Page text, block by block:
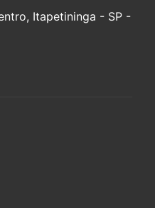
Itapetininga - SP -